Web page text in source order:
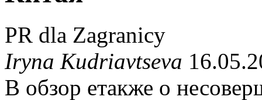
PR dla Zagranicy
Iryna Kudriavtseva
В обзор етакже о